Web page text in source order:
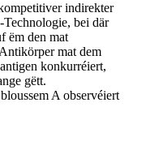
indirekter
bei där
ëm den mat
mat dem
konkurréiert,
gëtt.
A observéiert